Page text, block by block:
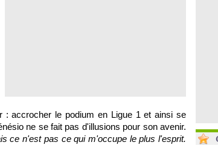
: accrocher le podium en Ligue 1 et ainsi se
ne se fait pas d'illusions pour son avenir.
ce n'est pas ce qui m'occupe le plus l'esprit.